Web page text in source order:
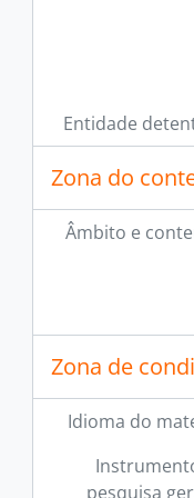
[Secção]
Entidade
Zona do
Âmbito e
Zona de
Idioma do
pesquisa